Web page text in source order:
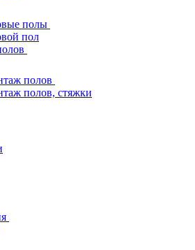
полы
пол
полов
полов, стяжки